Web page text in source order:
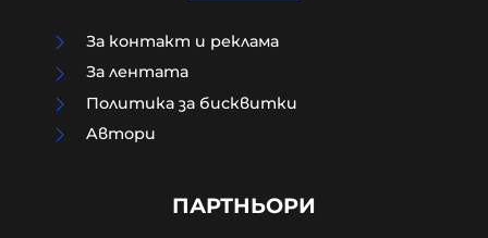
Модернизацията на бойната ни
години нехайство и саботажи
За контакт и реклама
За лентата
Политика за бисквитки
Aвтори
ПАРТНЬОРИ